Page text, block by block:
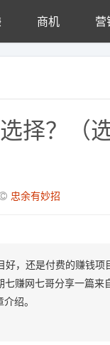
商机 营
择？（
忠余有妙招
好，还是付费的赚钱
七赚网七哥分享一篇
绍。